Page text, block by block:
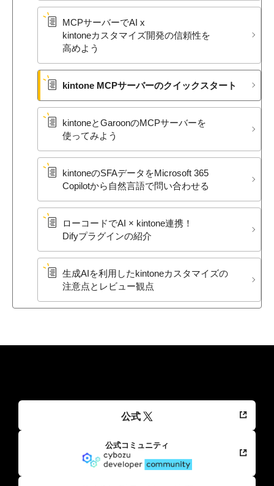
MCPサーバーで​AI x
kintoneカスタマイズ開発の​信頼性を​
高めよう
kintone MCPサーバーの​クイックスタート
kintoneと​Garoonの​MCPサーバーを​
使ってみよう
kintoneの​SFAデータを​Microsoft 365
Copilotから​自然言語で​問い合わせる
ローコードで​AI × kintone連携！​
Difyプラグインの​紹介
生成AIを​利用した​kintoneカスタマイズの​
注意点と​レビュー観点
公式
公式コミュニティ